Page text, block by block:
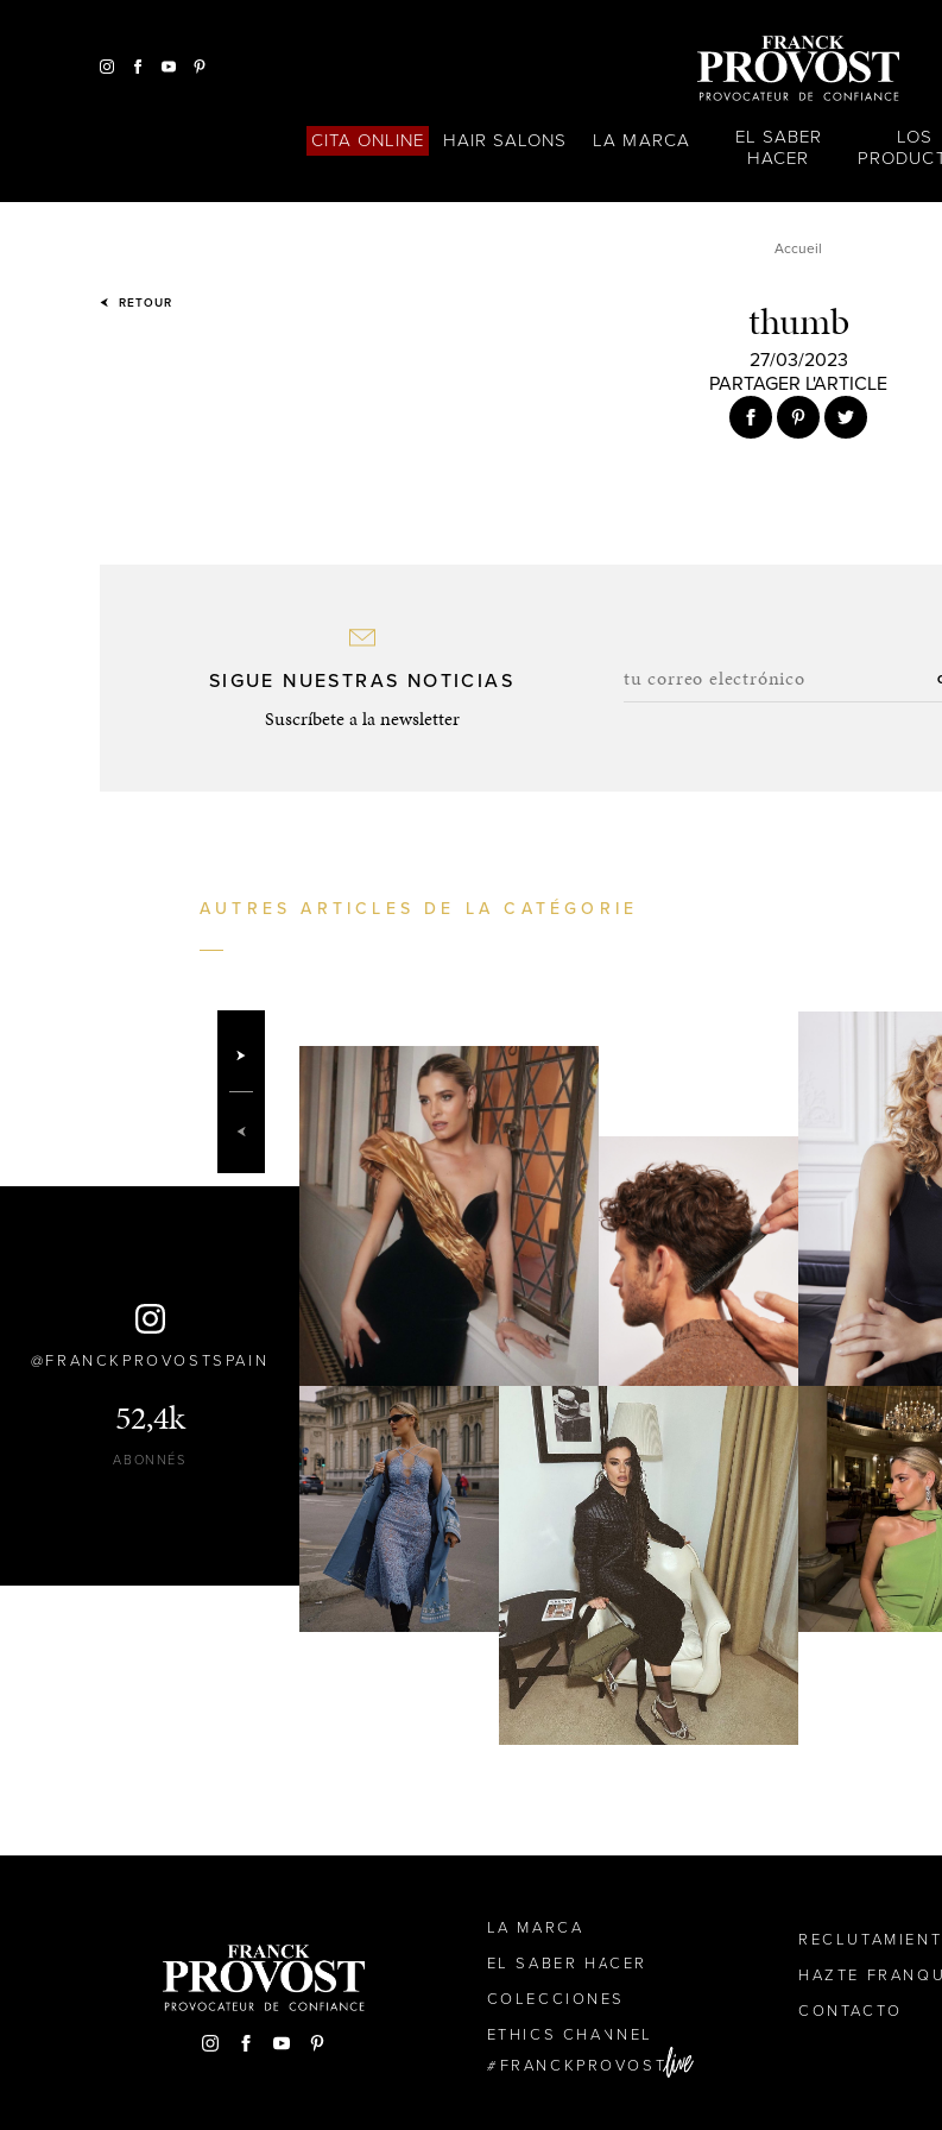
CITA ONLINE HAIR SALONS LA MARCA
EL SABER
HACER
LOS
Accueil
RETOUR thumb
27/03/2023
PARTAGER L'ARTICLE
SIGUE NUESTRAS NOTICIAS
Suscríbete a la newsletter
tu correo electrónico
AUTRES ARTICLES DE LA CATÉGORIE
FRANCKPROVOSTSPAIN
52,4k
ABONNÉS
LA MARCA
EL SABER HACER
COLECCIONES
ETHICS CHANNEL
FRANCKPROVOST
HAZTE
CONTACTO